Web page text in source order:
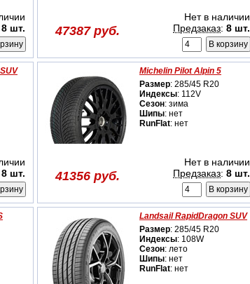
8 шт. 47387 руб.
Нет в наличии
Предзаказ: 8 шт.
8 шт.
Michelin Pilot Alpin 5
Размер: 285/45 R20
Индексы: 112V
Сезон: зима
Шипы: нет
RunFlat: нет
41356 руб.
Нет в наличии
Предзаказ: 8 шт.
Landsail RapidDragon SUV
Размер: 285/45 R20
Индексы: 108W
Сезон: лето
Шипы: нет
RunFlat: нет